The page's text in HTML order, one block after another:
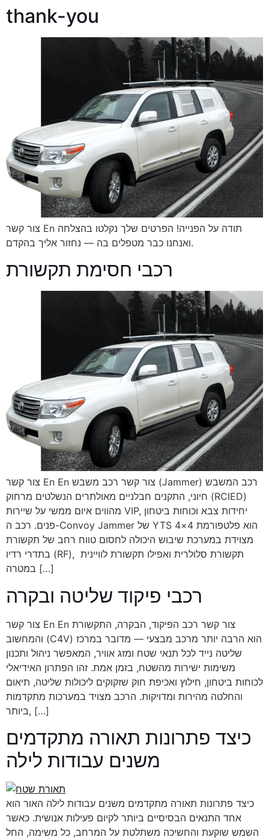
thank-you
צור קשר En תודה על הפנייה! הפרטים שלך נקלטו בהצלחה
ואנחנו כבר מטפלים בה — נחזור אליך בהקדם.
רכבי חסימת תקשורת
צור קשר En En צור קשר רכב משבש (Jammer) רכב המשבש
חיוני, התקנים חבלניים מאולתרים הנשלטים מרחוק (RCIED)
מהווים איום ממשי על שיירות VIP, יחידות צבא וכוחות ביטחון
פנים. רכב ה-Convoy Jammer של YTS הוא פלטפורמת 4×4
מצוידת במערכת שיבוש היכולה לחסום טווח רחב של תקשורת
בתדרי רדיו (RF), תקשורת סלולרית ואפילו תקשורת לוויינית
במטרה […]
רכבי פיקוד שליטה ובקרה
צור קשר En En צור קשר רכב הפיקוד, הבקרה, התקשורת
והמחשוב (C4V) הוא הרבה יותר מרכב מבצעי — מדובר במרכז
שליטה נייד לכל תנאי שטח ומזג אוויר, המאפשר ניהול ותכנון
משימות ישירות מהשטח, בזמן אמת. זהו הפתרון האידיאלי
לכוחות ביטחון, חילוץ ואכיפת חוק שזקוקים ליכולות שליטה, תיאום
והחלטה מהירות ומדויקות. הרכב מצויד במערכות מתקדמות
ביותר, […]
כיצד פתרונות תאורה מתקדמים
משנים עבודות לילה
כיצד פתרונות תאורה מתקדמים משנים עבודות לילה האור הוא
אחד התנאים הבסיסיים ביותר לקיום פעילות אנושית. כאשר
השמש שוקעת והחשיכה משתלטת על המרחב, כל משימה, החל